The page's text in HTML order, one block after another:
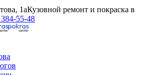
1аКузовной ремонт и покраска в
55-48